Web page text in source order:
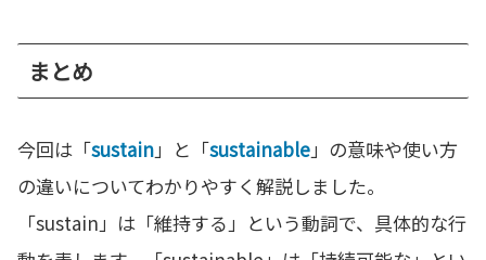
まとめ
今回は「sustain」と「sustainable」の意味や使い方
の違いについてわかりやすく解説しました。
「sustain」は「維持する」という動詞で、具体的な行